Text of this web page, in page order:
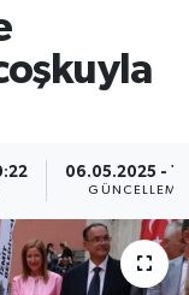
06.05.2025 -
GÜNCELLEME